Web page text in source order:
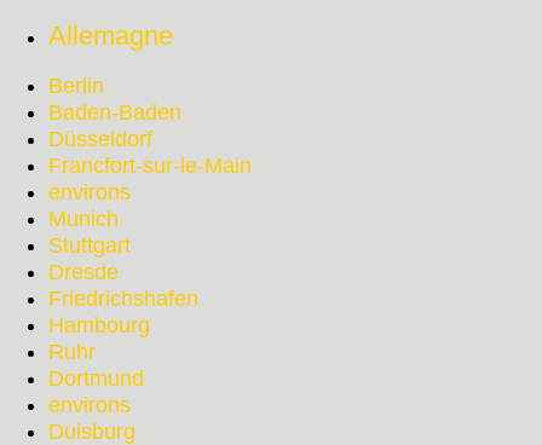
Allemagne
Berlin
Baden-Baden
Düsseldorf
Francfort-sur-le-Main
environs
Munich
Stuttgart
Dresde
Friedrichshafen
Hambourg
Ruhr
Dortmund
environs
Duisburg